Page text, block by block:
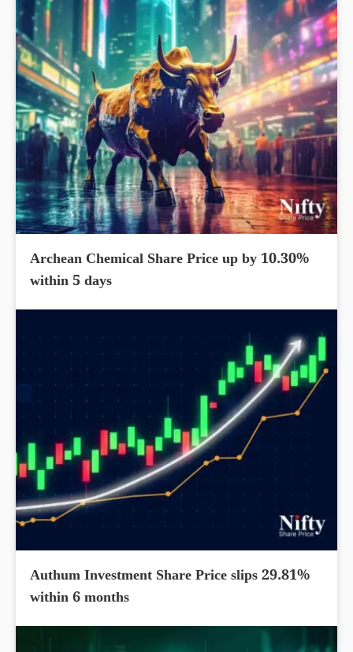
Archean Chemical Share Price up by 10.30%
within 5 days
Authum Investment Share Price slips 29.81%
within 6 months